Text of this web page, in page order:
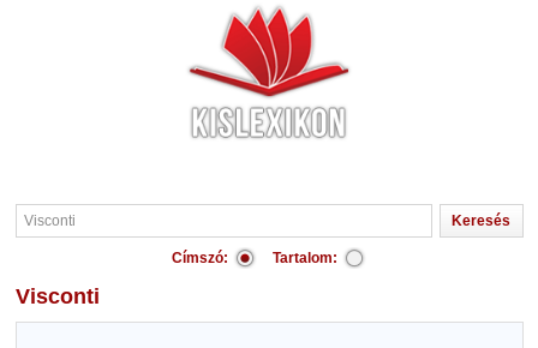
Címszó: Tartalom:
Visconti